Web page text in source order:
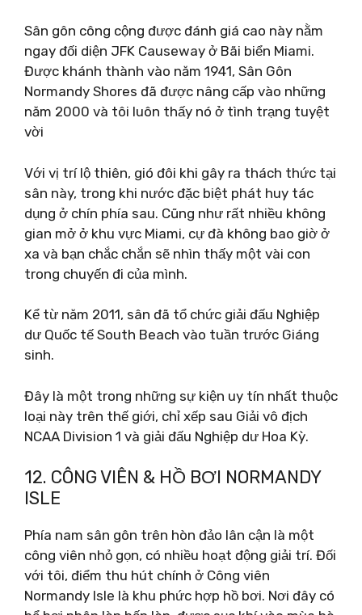
Sân gôn công cộng được đánh giá cao này nằm
ngay đối diện JFK Causeway ở Bãi biển Miami.
Được khánh thành vào năm 1941, Sân Gôn
Normandy Shores đã được nâng cấp vào những
năm 2000 và tôi luôn thấy nó ở tình trạng tuyệt
vời
Với vị trí lộ thiên, gió đôi khi gây ra thách thức tại
sân này, trong khi nước đặc biệt phát huy tác
dụng ở chín phía sau. Cũng như rất nhiều không
gian mở ở khu vực Miami, cự đà không bao giờ ở
xa và bạn chắc chắn sẽ nhìn thấy một vài con
trong chuyến đi của mình.
Kể từ năm 2011, sân đã tổ chức giải đấu Nghiệp
dư Quốc tế South Beach vào tuần trước Giáng
sinh.
Đây là một trong những sự kiện uy tín nhất thuộc
loại này trên thế giới, chỉ xếp sau Giải vô địch
NCAA Division 1 và giải đấu Nghiệp dư Hoa Kỳ.
12. CÔNG VIÊN & HỒ BƠI NORMANDY
ISLE
Phía nam sân gôn trên hòn đảo lân cận là một
công viên nhỏ gọn, có nhiều hoạt động giải trí. Đối
với tôi, điểm thu hút chính ở Công viên
Normandy Isle là khu phức hợp hồ bơi. Nơi đây có